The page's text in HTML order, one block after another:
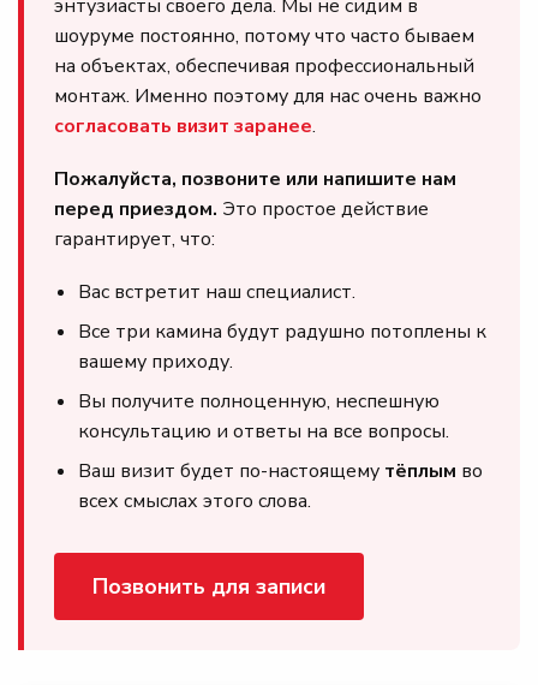
энтузиасты своего дела. Мы не сидим в
шоуруме постоянно, потому что часто бываем
на объектах, обеспечивая профессиональный
монтаж. Именно поэтому для нас очень важно
согласовать визит заранее.
Пожалуйста, позвоните или напишите нам
перед приездом. Это простое действие
гарантирует, что:
Вас встретит наш специалист.
Все три камина будут радушно потоплены к
вашему приходу.
Вы получите полноценную, неспешную
консультацию и ответы на все вопросы.
Ваш визит будет по-настоящему тёплым во
всех смыслах этого слова.
Позвонить для записи